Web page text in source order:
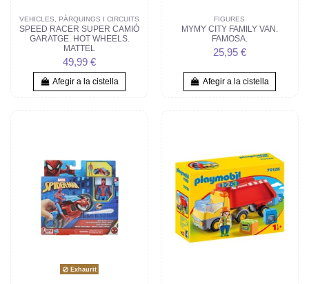
VEHICLES, PÀRQUINGS I CIRCUITS
SPEED RACER SUPER CAMIÓ
GARATGE. HOT WHEELS.
MATTEL
49,99 €
Afegir a la cistella
FIGURES
MYMY CITY FAMILY VAN.
FAMOSA.
25,95 €
Afegir a la cistella
Exhaurit